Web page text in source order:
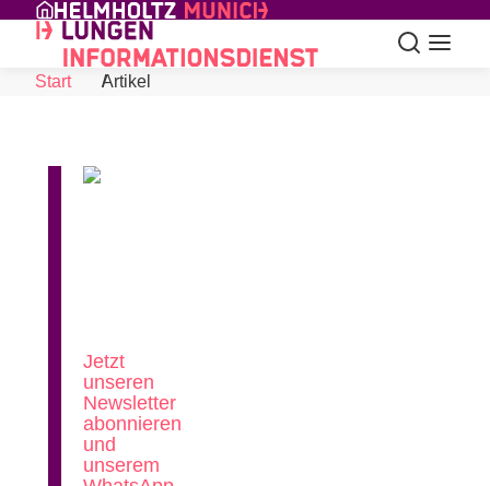
Skip to Content
Suche
Start
Artikel
Jetzt
unseren
Newsletter
abonnieren
und
unserem